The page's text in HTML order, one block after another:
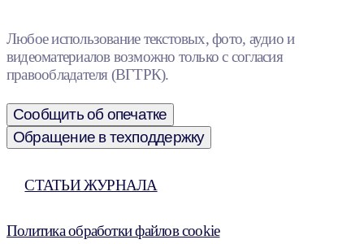
Любое использование текстовых, фото, аудио и
видеоматериалов возможно только с согласия
правообладателя (ВГТРК).
Сообщить об опечатке
Обращение в техподдержку
СТАТЬИ ЖУРНАЛА
Политика обработки файлов cookie